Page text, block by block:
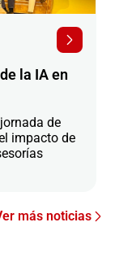
la IA en
de
impacto de
más noticias